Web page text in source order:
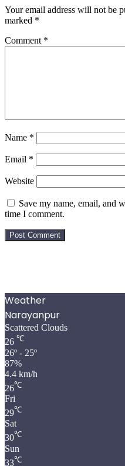
Your email address will not be
marked *
Comment *
Name *
Email *
Website
Save my name, email, and
time I comment.
Weather
Narayanpur
Scattered Clouds
26 ℃
26º - 25º
87%
4.4 km/h
26℃
Fri
29℃
Sat
30℃
Sun
33℃